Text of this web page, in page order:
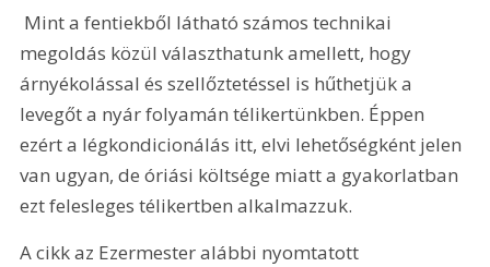
megoldás közül választhatunk amellett, hogy
árnyékolással és szellőztetéssel is hűthetjük a
levegőt a nyár folyamán télikertünkben. Éppen
ezért a légkondicionálás itt, elvi lehetőségként jelen
van ugyan, de óriási költsége miatt a gyakorlatban
ezt felesleges télikertben alkalmazzuk.
A cikk az Ezermester alábbi nyomtatott